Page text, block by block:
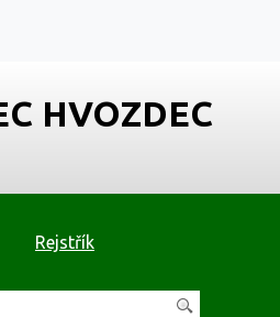
HVOZDEC
Rejstřík